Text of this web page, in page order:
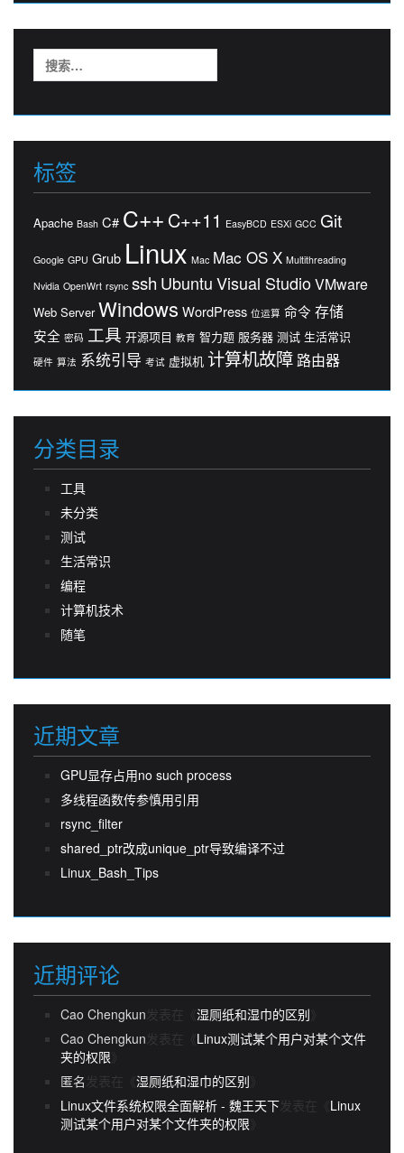
索：
标签
Apache Bash C# C++ C++11 EasyBCD ESXi GCC Git
Google GPU Grub Linux Mac Mac OS X Multithreading
Nvidia OpenWrt rsync ssh UbuntuVisual StudioVMware
Web Server Windows WordPress 位运算 命令 存储
安全 密码 工具 开源项目 教育 智力题 服务器 测试 生活常识
硬件 算法 系统引导 考试 虚拟机 计算机故障 路由器
分类目录
工具
未分类
测试
生活常识
编程
计算机技术
随笔
近期文章
GPU显存占用no such process
多线程函数传参慎用引用
rsync_filter
shared_ptr改成unique_ptr导致编译不过
Linux_Bash_Tips
近期评论
Cao Chengkun发表在《 湿厕纸和湿巾的区别
Cao Chengkun发表在《 Linux测试某个用户对某个文件
夹的权限
匿名 发表在《 湿厕纸和湿巾的区别
Linux文件系统权限全面解析 - 魏王天下发表在《 Linux
测试某个用户对某个文件夹的权限